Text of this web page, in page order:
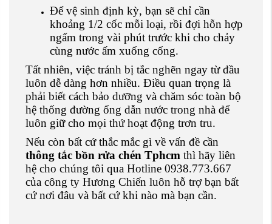
Để vệ sinh định kỳ, bạn sẽ chỉ cần
khoảng 1/2 cốc mỗi loại, rồi đợi hỗn hợp
ngấm trong vài phút trước khi cho chảy
cùng nước ấm xuống cống.
Tất nhiên, việc tránh bị tắc nghẽn ngay từ đầu
luôn dễ dàng hơn nhiều. Điều quan trọng là
phải biết cách bảo dưỡng và chăm sóc toàn bộ
hệ thống đường ống dẫn nước trong nhà để
luôn giữ cho mọi thứ hoạt động trơn tru.
Nếu còn bất cứ thắc mắc gì về vấn đề cần
thông tắc bồn rửa chén Tphcm thì hãy liên
hệ cho chúng tôi qua Hotline 0938.773.667
của công ty Hương Chiến luôn hỗ trợ bạn bất
cứ nơi đâu và bất cứ khi nào mà bạn cần.